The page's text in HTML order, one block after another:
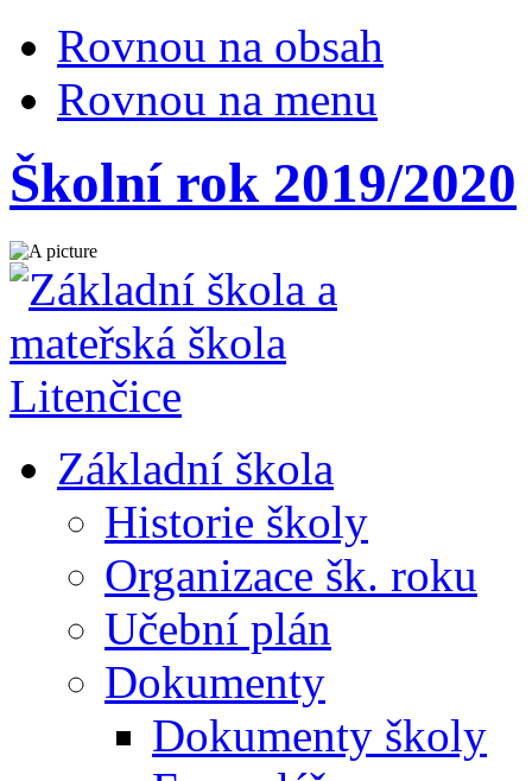
Rovnou na obsah
Rovnou na menu
Školní rok 2019/2020
Základní škola
Historie školy
Organizace šk. roku
Učební plán
Dokumenty
Dokumenty školy